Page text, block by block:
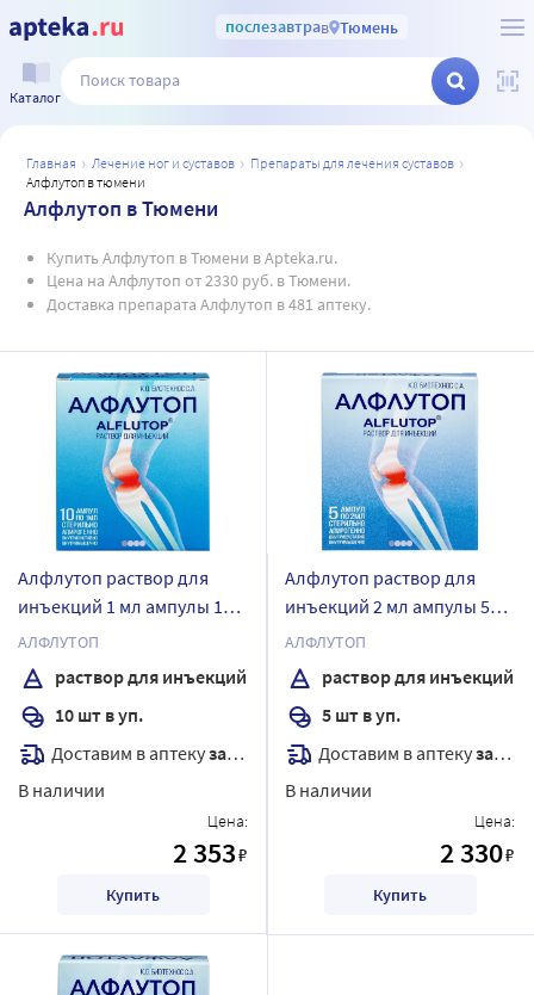
послезавтрав Тюмень
Каталог
главная лечение ног и суставов
препараты для лечения суставов
алфлутоп в тюмени
Алфлутоп в Тюмени
Купить Алфлутоп в Тюмени в Apteka.ru.
Цена на Алфлутоп от 2330 руб. в Тюмени.
Доставка препарата Алфлутоп в 481 аптеку.
Алфлутоп раствор для
инъекций 1 мл ампулы 10
шт.
АЛФЛУТОП
раствор для инъекций
10 шт в уп.
Доставим в аптекузавтра
В наличии
Цена:
2 353₽
Купить
Алфлутоп раствор для
инъекций 2 мл ампулы 5
шт.
АЛФЛУТОП
раствор для инъекций
5 шт в уп.
Доставим в аптекузавтра
В наличии
Цена:
2 330₽
Купить